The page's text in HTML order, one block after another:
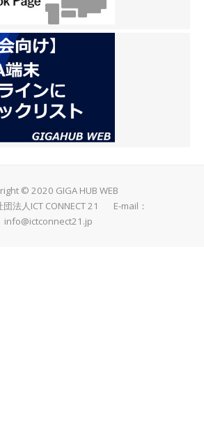
© 2020 GIGA HUB WEB
団法人ICT CONNECT 21 E-mail：
info@ictconnect21.jp